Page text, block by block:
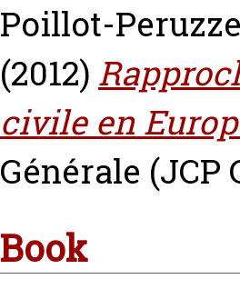
Poillot-
(2012)
civile en
Générale (JCP
Book